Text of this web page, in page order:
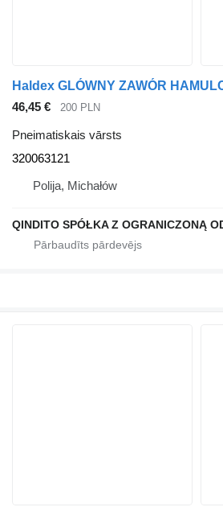
46,45 € 200 PLN
Pneimatiskais vārsts
320063121
Polija, Michałów